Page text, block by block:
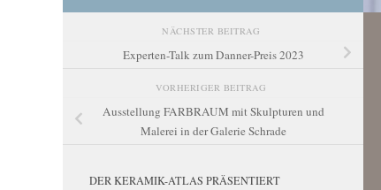
NÄCHSTER BEITRAG
Experten-Talk zum Danner-Preis 2023
VORHERIGER BEITRAG
Ausstellung FARBRAUM mit Skulpturen und
Malerei in der Galerie Schrade
DER KERAMIK-ATLAS PRÄSENTIERT